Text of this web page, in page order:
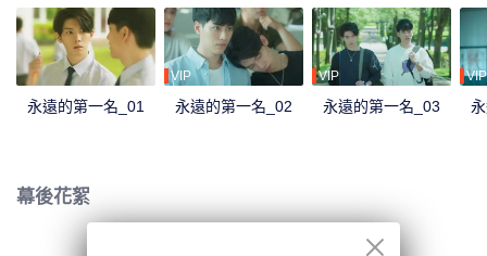
想到畢業前迎新生入社傳承PK賽上竟然看見高仕德出現！這次，不僅來不及在
暗戀的學姐面前帥氣奪冠，還掉進水裡抽筋差點溺水，周書逸只有三個字…好-
想-死! 之後發現學姐和自己最好的朋友交往，他更想撞豆腐自殺，果然遇上高
仕德就是沒好事！ 他不知道天地那麼大，為何到哪高仕德總跟著他。那個人
說...「我一直看著你」，是要看到什麼時候才肯放過他？
永遠的第一名_01
VIP
永遠的第一名_02
VIP
永遠的第一名_03
VIP
幕後花絮